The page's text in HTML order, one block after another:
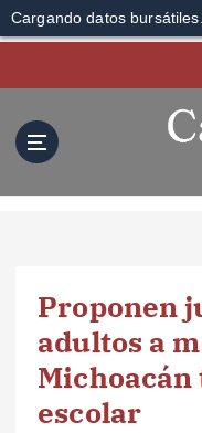
Cargando datos
Proponen
adultos a
escolar